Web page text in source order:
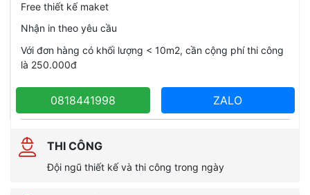
Free thiết kế maket
Nhận in theo yêu cầu
Với đơn hàng có khối lượng < 10m2, cần cộng phí thi công
là 250.000đ
0818441998 ZALO
THI CÔNG
Đội ngũ thiết kế và thi công trong ngày